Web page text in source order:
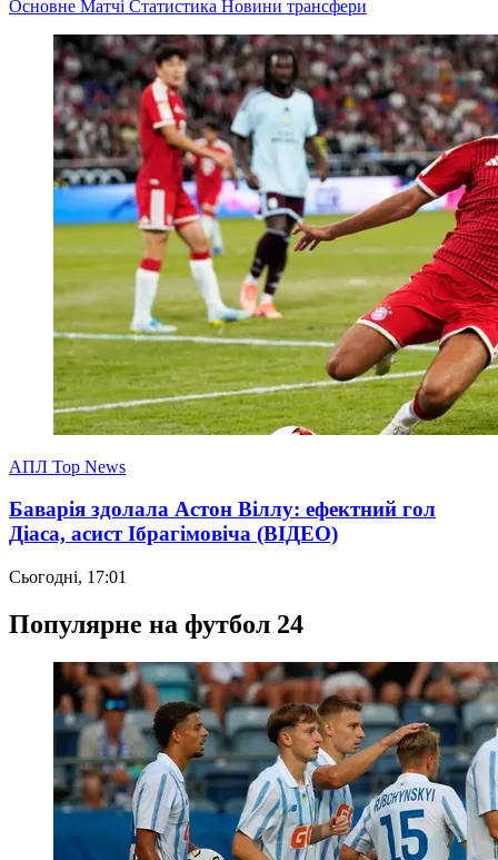
Основне Матчі Статистика Новини трансфери
АПЛ Top News
Баварія здолала Астон Віллу: ефектний гол
Діаса, асист Ібрагімовіча (ВІДЕО)
Сьогодні, 17:01
Популярне на футбол 24